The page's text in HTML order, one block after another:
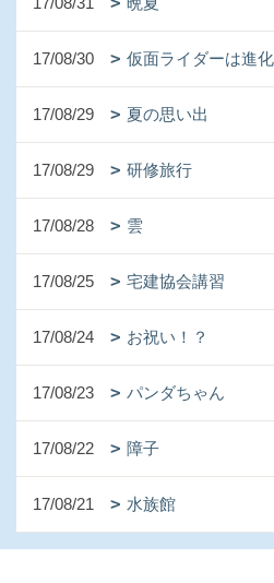
17/08/30 仮面ライダーは進
17/08/29 夏の思い出
17/08/29 研修旅行
17/08/28 雲
17/08/25 宅建協会講習
17/08/24 お祝い！？
17/08/23 パンダちゃん
17/08/22 障子
17/08/21 水族館